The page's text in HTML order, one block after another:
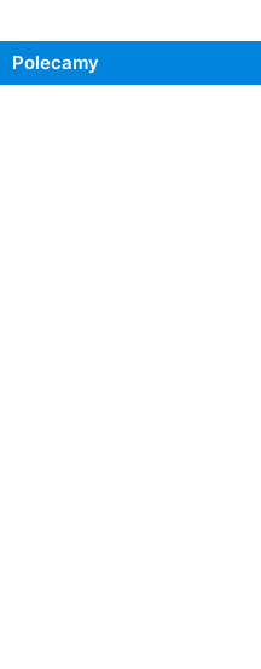
Polecamy